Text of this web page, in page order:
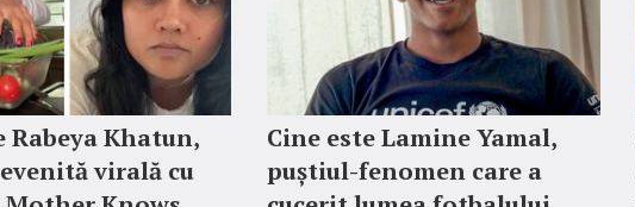
Rabeya Khatun,
virală cu
Cine este Lamine Yamal,
puștiul-fenomen care a